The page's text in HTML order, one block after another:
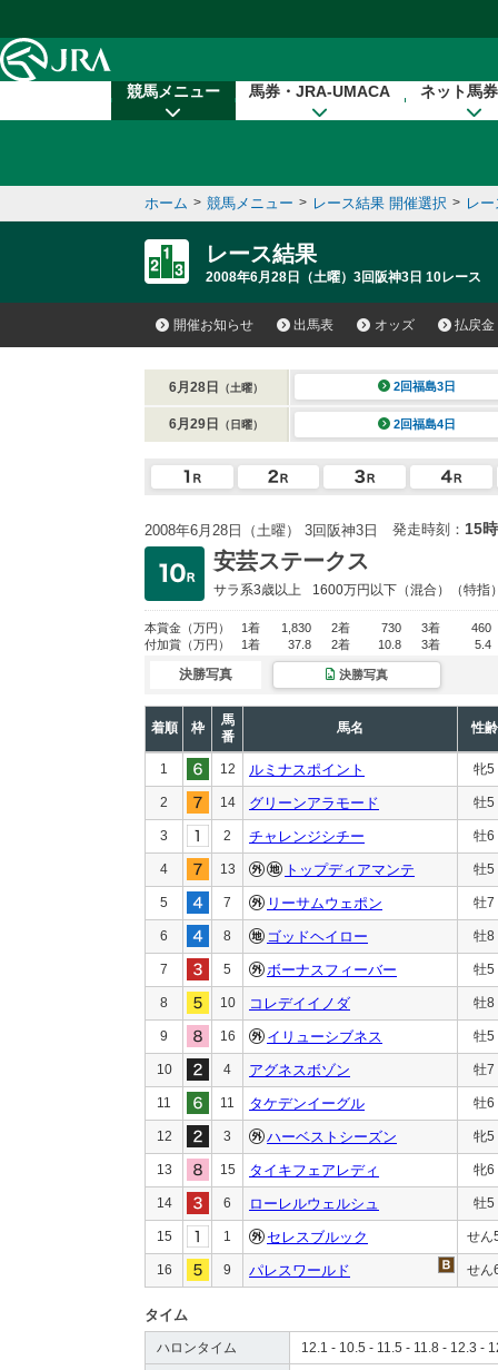
競馬メニュー 馬券・JRA-UMACA ネット馬
ホーム > 競馬メニュー > レース結果 開催選択 > レ
レース結果
2008年6月28日（土曜）3回阪神3日 10レース
開催お知らせ 出馬表 オッズ 払戻金
6月28日 （土曜） 2回福島3日
6月29日 （日曜） 2回福島4日
2008年6月28日（土曜） 3回阪神3日 発走時刻： 15
安芸ステークス
サラ系3歳以上 1600万円以下 （混合）（特指
本賞金 （万円） 1着 1,830 2着 730 3着
460
付加賞 （万円） 1着 37.8 2着 10.8 3着 5.4
決勝写真 決勝写真
着順 枠
馬
番
馬名 性齢
1 12 ルミナスポイント 牝5
2 14 グリーンアラモード 牡5
3 2 チャレンジシチー 牡6
4 13 トップディアマンテ 牡5
5 7 リーサムウェポン 牡7
6 8 ゴッドヘイロー 牡8
7 5 ボーナスフィーバー 牡5
8 10 コレデイイノダ 牡8
9 16 イリューシブネス 牡5
10 4 アグネスボゾン 牡7
11 11 タケデンイーグル 牡6
12 3 ハーベストシーズン 牝5
13 15 タイキフェアレディ 牝6
14 6 ローレルウェルシュ 牡5
15 1 セレスブルック せん
16 9 パレスワールド せん
タイム
ハロンタイム 12.1 - 10.5 - 11.5 - 11.8 - 12.3 -